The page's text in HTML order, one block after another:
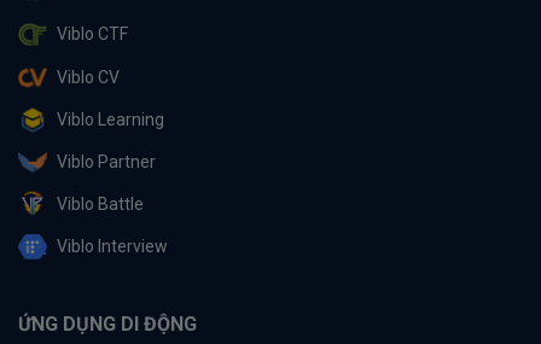
Viblo CTF
Viblo CV
Viblo Learning
Viblo Partner
Viblo Battle
Viblo Interview
ỨNG DỤNG DI ĐỘNG